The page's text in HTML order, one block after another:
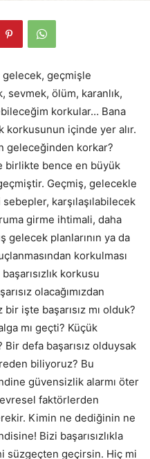
geçmişle
sevmek, ölüm, karanlık,
korkular… Bana
içinde yer alır.
geleceğinden korkar?
birlikte bence en büyük
Geçmiş, gelecekle
karşılaşılabilecek
girme ihtimali, daha
gelecek planlarının ya da
korkulması
korkusu
olacağımızdan
bir işte başarısız mı olduk?
mı geçti? Küçük
defa başarısız olduysak
biliyoruz? Bu
güvensizlik alarmı öter
faktörlerden
Kimin ne dediğinin ne
Bizi başarısızlıkla
süzgeçten geçirsin. Hiç mi